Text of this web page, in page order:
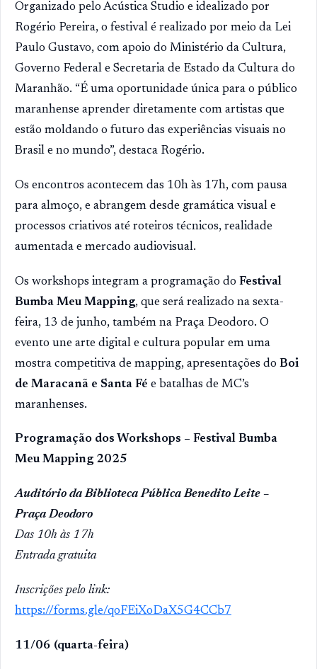
Organizado pelo Acústica Studio e idealizado por
Rogério Pereira, o festival é realizado por meio da Lei
Paulo Gustavo, com apoio do Ministério da Cultura,
Governo Federal e Secretaria de Estado da Cultura do
Maranhão. “É uma oportunidade única para o público
maranhense aprender diretamente com artistas que
estão moldando o futuro das experiências visuais no
Brasil e no mundo”, destaca Rogério.
Os encontros acontecem das 10h às 17h, com pausa
para almoço, e abrangem desde gramática visual e
processos criativos até roteiros técnicos, realidade
aumentada e mercado audiovisual.
Os workshops integram a programação do Festival
Bumba Meu Mapping, que será realizado na sexta-
feira, 13 de junho, também na Praça Deodoro. O
evento une arte digital e cultura popular em uma
mostra competitiva de mapping, apresentações do Boi
de Maracanã e Santa Fé e batalhas de MC’s
maranhenses.
Programação dos Workshops – Festival Bumba
Meu Mapping 2025
Auditório da Biblioteca Pública Benedito Leite –
Praça Deodoro
Das 10h às 17h
Entrada gratuita
Inscrições pelo link:
https://forms.gle/qoFEiXoDaX5G4CCb7
11/06 (quarta-feira)